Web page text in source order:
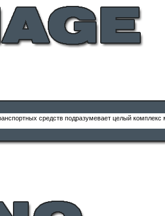
средств подразумевает целый комплекс